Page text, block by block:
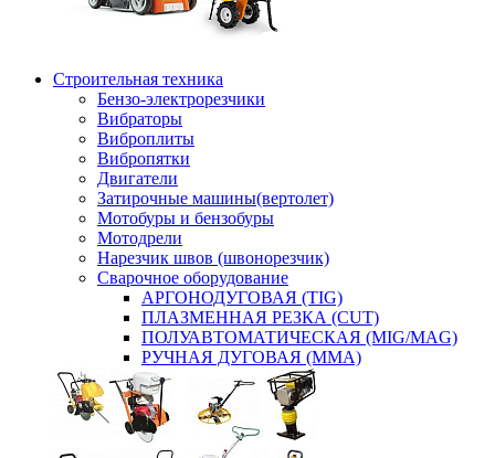
Строительная техника
Бензо-электрорезчики
Вибраторы
Виброплиты
Вибропятки
Двигатели
Затирочные машины(вертолет)
Мотобуры и бензобуры
Мотодрели
Нарезчик швов (швонорезчик)
Сварочное оборудование
АРГОНОДУГОВАЯ (TIG)
ПЛАЗМЕННАЯ РЕЗКА (CUT)
ПОЛУАВТОМАТИЧЕСКАЯ (MIG/MAG)
РУЧНАЯ ДУГОВАЯ (MMA)